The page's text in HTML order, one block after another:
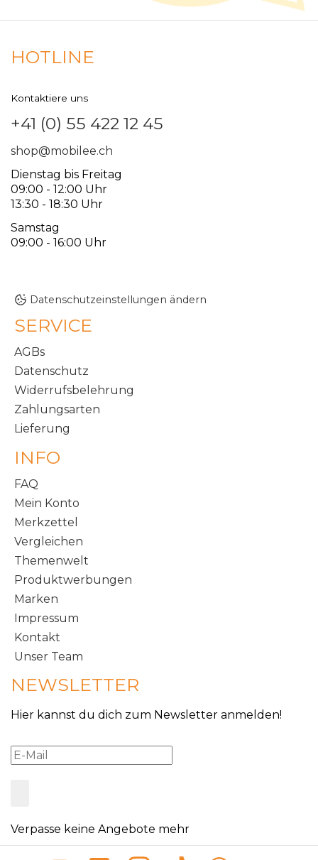
HOTLINE
Kontaktiere uns
+41 (0) 55 422 12 45
shop@mobilee.ch
Dienstag bis Freitag
09:00 - 12:00 Uhr
13:30 - 18:30 Uhr
Samstag
09:00 - 16:00 Uhr
Datenschutzeinstellungen ändern
SERVICE
AGBs
Datenschutz
Widerrufsbelehrung
Zahlungsarten
Lieferung
INFO
FAQ
Mein Konto
Merkzettel
Vergleichen
Themenwelt
Produktwerbungen
Marken
Impressum
Kontakt
Unser Team
NEWSLETTER
Hier kannst du dich zum Newsletter anmelden!
Verpasse keine Angebote mehr